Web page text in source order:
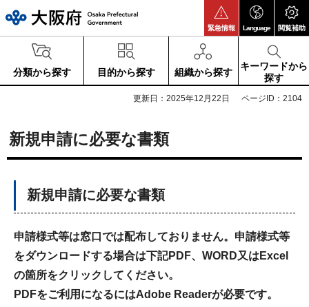
緊急情報 Language 閲覧補助
分類から探す 目的から探す 組織から探す
キーワードから
探す
更新日：2025年12月22日 ページID：2104
新規申請に必要な書類
新規申請に必要な書類
申請様式等は窓口では配布しておりません。 申請様式等
をダウンロードする場合は下記PDF、WORD又はExcel
の箇所をクリックしてください。
PDFをご利用になるにはAdobe Readerが必要です。